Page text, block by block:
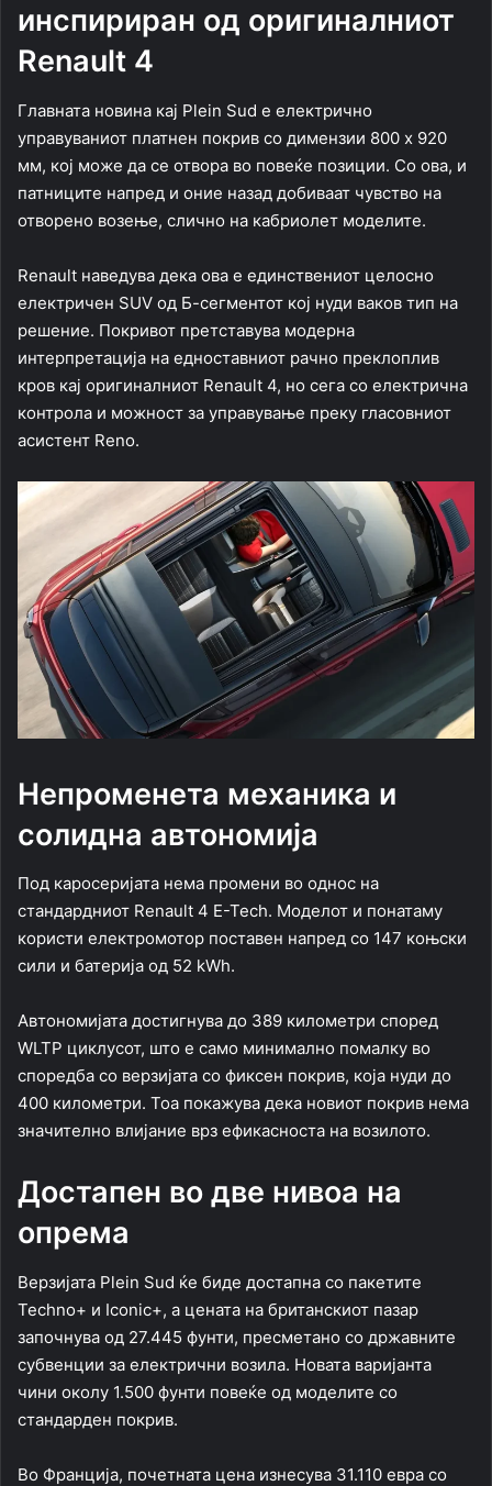
инспириран од оригиналниот
Renault 4
Главната новина кај Plein Sud е електрично
управуваниот платнен покрив со димензии 800 x 920
мм, кој може да се отвора во повеќе позиции. Со ова, и
патниците напред и оние назад добиваат чувство на
отворено возење, слично на кабриолет моделите.
Renault наведува дека ова е единствениот целосно
електричен SUV од Б-сегментот кој нуди ваков тип на
решение. Покривот претставува модерна
интерпретација на едноставниот рачно преклоплив
кров кај оригиналниот Renault 4, но сега со електрична
контрола и можност за управување преку гласовниот
асистент Reno.
Непроменета механика и
солидна автономија
Под каросеријата нема промени во однос на
стандардниот Renault 4 E-Tech. Моделот и понатаму
користи електромотор поставен напред со 147 коњски
сили и батерија од 52 kWh.
Автономијата достигнува до 389 километри според
WLTP циклусот, што е само минимално помалку во
споредба со верзијата со фиксен покрив, која нуди до
400 километри. Тоа покажува дека новиот покрив нема
значително влијание врз ефикасноста на возилото.
Достапен во две нивоа на
опрема
Верзијата Plein Sud ќе биде достапна со пакетите
Techno+ и Iconic+, а цената на британскиот пазар
започнува од 27.445 фунти, пресметано со државните
субвенции за електрични возила. Новата варијанта
чини околу 1.500 фунти повеќе од моделите со
стандарден покрив.
Во Франција, почетната цена изнесува 31.110 евра со